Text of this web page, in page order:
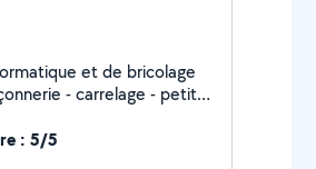
et de bricolage
: 5/5